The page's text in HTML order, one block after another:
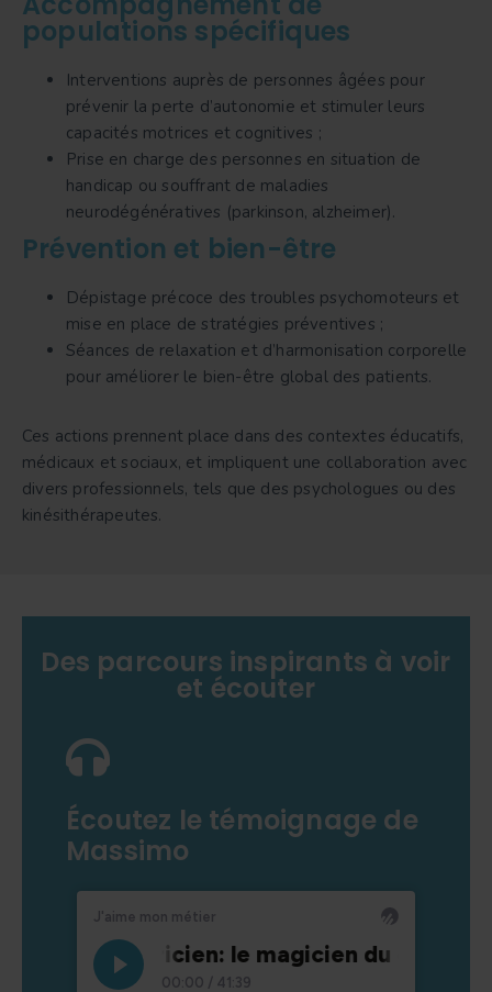
populations spécifiques
Interventions auprès de personnes âgées pour
prévenir la perte d’autonomie et stimuler leurs
capacités motrices et cognitives ;
Prise en charge des personnes en situation de
handicap ou souffrant de maladies
neurodégénératives (parkinson, alzheimer).
Prévention et bien-être
Dépistage précoce des troubles psychomoteurs et
mise en place de stratégies préventives ;
Séances de relaxation et d’harmonisation corporelle
pour améliorer le bien-être global des patients.
Ces actions prennent place dans des contextes éducatifs,
médicaux et sociaux, et impliquent une collaboration avec
divers professionnels, tels que des psychologues ou des
kinésithérapeutes.
Des parcours inspirants à voir
et écouter
Écoutez le témoignage de
Massimo